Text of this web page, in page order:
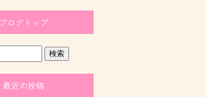
ブログトップ
最近の投稿